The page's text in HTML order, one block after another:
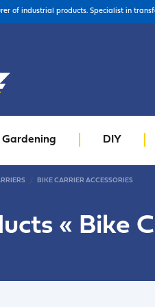
of industrial products. Specialist in
Gardening DIY
BIKE CARRIER ACCESSORIES
« Bike